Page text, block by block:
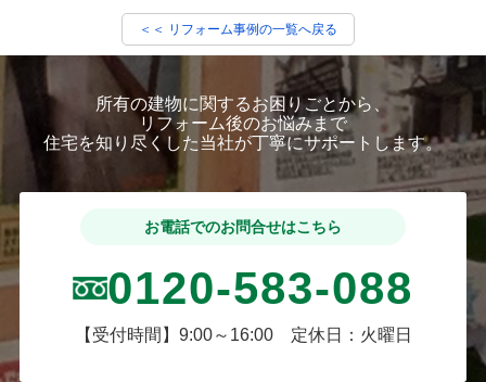
＜＜ リフォーム事例の一覧へ戻る
所有の建物に関するお困りごとから、
リフォーム後のお悩みまで
住宅を知り尽くした当社が丁寧にサポートします。
お電話でのお問合せはこちら
0120-583-088
【受付時間】9:00～16:00 定休日：火曜日